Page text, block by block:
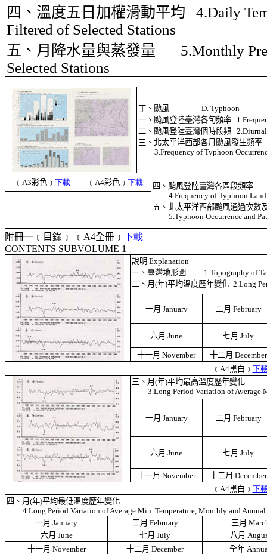
四、溫度五日加權滑動平均
4.Daily
Filtered of Selected Stations
五、月降水量與蒸發量
5.Monthly
Selected Stations
丁、颱風
D. Typhoon
一、颱風登陸臺灣各旬頻率
二、颱風登陸臺灣個時段頻
三、北太平洋西部各月颱風發生頻率
3.Frequency of Typhoon
﹝ A3彩色﹞ 下載 ﹝ A4彩色﹞ 下載
四、颱風登陸臺灣各區段頻率
4.Frequency of Typhoon
五、北太平洋西部颱風通過次數
5.Typhoon Occurrence and
附冊一﹝目錄﹞ ﹝ A4全冊﹞ 下載
CONTENTS SUBVOLUME 1
說明 Explanation
一、臺灣地形圖
1.Topography of
二、月 (年)平均溫度歷年變化 2.Long
一月 January 二月 February
六月 June 七月 July
十一月 November 十二月 December
﹝ A4黑白﹞ 下
三、月 (年)平均最高溫度歷年變化
3.Long Period Variation of Average
一月 January 二月 February
六月 June 七月 July
十一月 November 十二月 December
﹝ A4黑白﹞ 下
四、月 (年)平均最低溫度歷年變化
4.Long Period Variation of Average Min. Temperature, Monthly and Annual
一月 January 二月 February 三月
六月 June 七月 July 八月
十一月 November 十二月 December 全年